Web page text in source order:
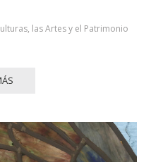
las Artes y el Patrimonio